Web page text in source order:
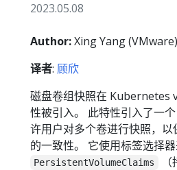
2023.05.08
Author:Xing Yang (VMware)
译者: 顾欣
磁盘卷组快照在 Kubernetes
性被引入。 此特性引入了一
许用户对多个卷进行快照，
的一致性。 它使用标签选择
PersistentVolumeClaims